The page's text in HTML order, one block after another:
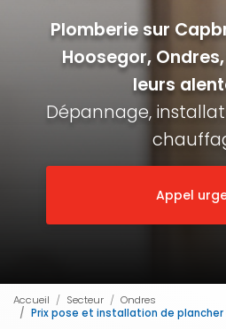
Plomberie sur
Hoosegor,
leurs
Dépannage,
Appel
Accueil Secteur
Ondres
Prix pose et installation de